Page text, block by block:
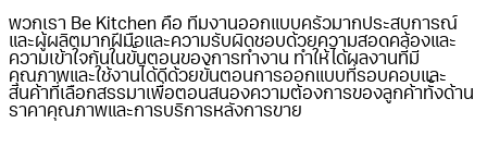
พวกเรา Be Kitchen คือ ทีมงานออกแบบครัวมากประสบการณ์
และผู้ผลิตมากฝีมือและความรับผิดชอบด้วยความสอดคล้องและ
ความเข้าใจกันในขั้นตอนของการทำงาน ทำให้ได้ผลงานที่มี
คุณภาพและใช้งานได้ดีด้วยขั้นตอนการออกแบบที่รอบคอบและ
สินค้าที่เลือกสรรมาเพื่อตอนสนองความต้องการของลูกค้าทั้งด้าน
ราคาคุณภาพและการบริการหลังการขาย